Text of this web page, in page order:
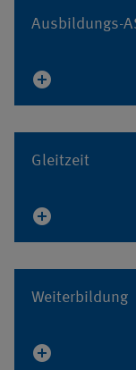
Ausbildungs-
add_circle
Gleitzeit
add_circle
Weiterbildung
add_circle